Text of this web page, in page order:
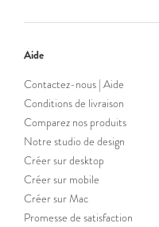
Aide
Contactez-nous | Aide
Conditions de livraison
Comparez nos produits
Notre studio de design
Créer sur desktop
Créer sur mobile
Créer sur Mac
Promesse de satisfaction